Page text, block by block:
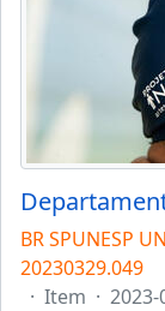
BR SPUNESP
20230329.049
· Item · 2023-